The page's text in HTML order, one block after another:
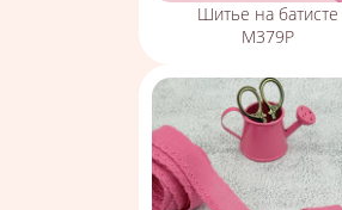
Шитье на батисте
М379Р